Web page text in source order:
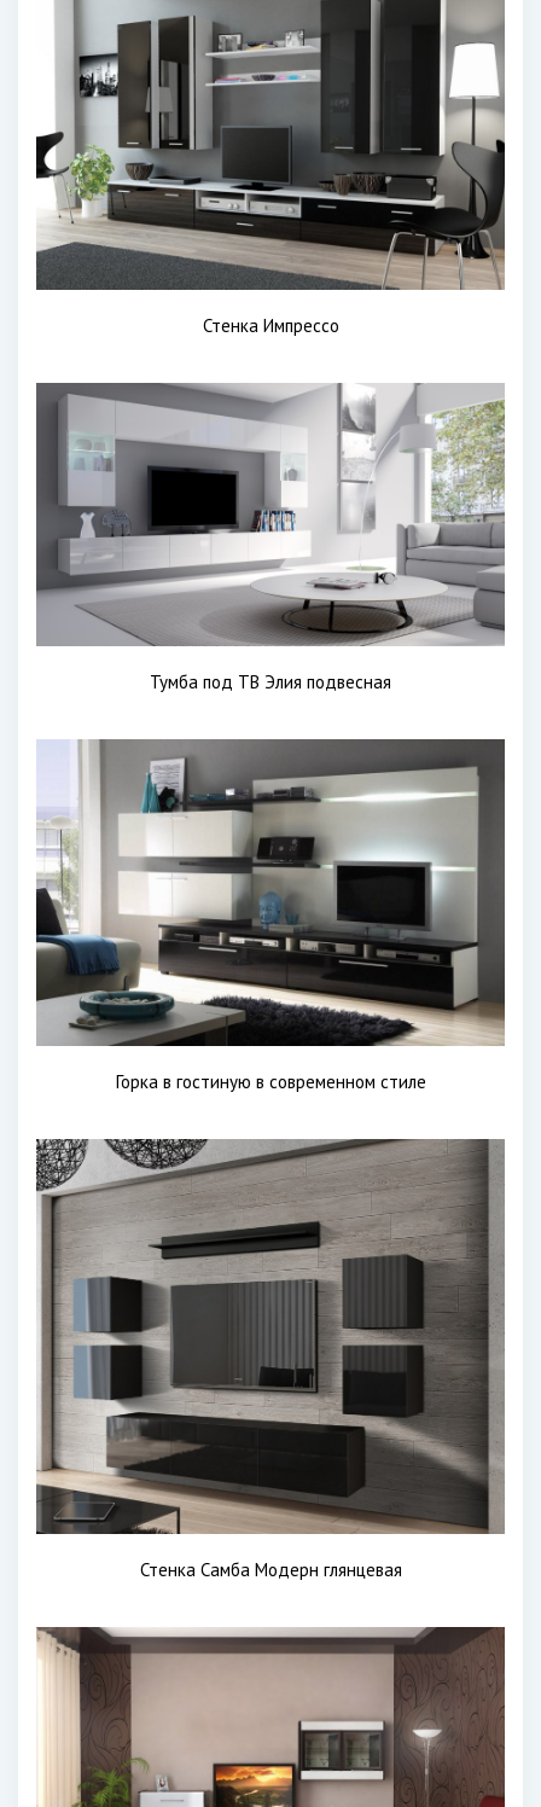
Стенка Импрессо
Тумба под ТВ Элия подвесная
Горка в гостиную в современном стиле
Стенка Самба Модерн глянцевая